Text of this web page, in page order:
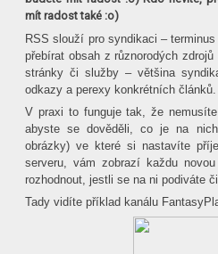
mít radost také :o)
RSS slouží pro syndikaci –
přebírat obsah z různorodých
stránky či služby – většina
odkazy a perexy konkrétních článků.
V praxi to funguje tak, že
abyste se dověděli, co je na
obrázky) ve které si nastavíte
serveru, vám zobrazí každu
rozhodnout, jestli se na ni podiváte
Tady vidíte příklad kanálu